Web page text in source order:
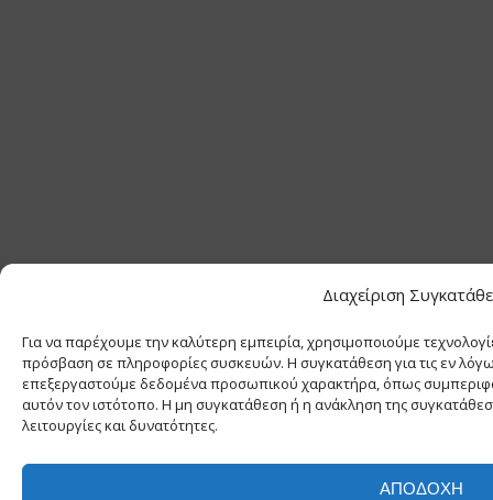
Διαχείριση
Για να παρέχουμε την καλύτερη εμπειρία, χρησιμοποιούμε
πρόσβαση σε πληροφορίες συσκευών. Η συγκατάθεση για τις εν
επεξεργαστούμε δεδομένα προσωπικού χαρακτήρα, όπως
αυτόν τον ιστότοπο. Η μη συγκατάθεση ή η ανάκληση της
λειτουργίες και δυνατότητες.
ΑΠΟΔΟΧΉ